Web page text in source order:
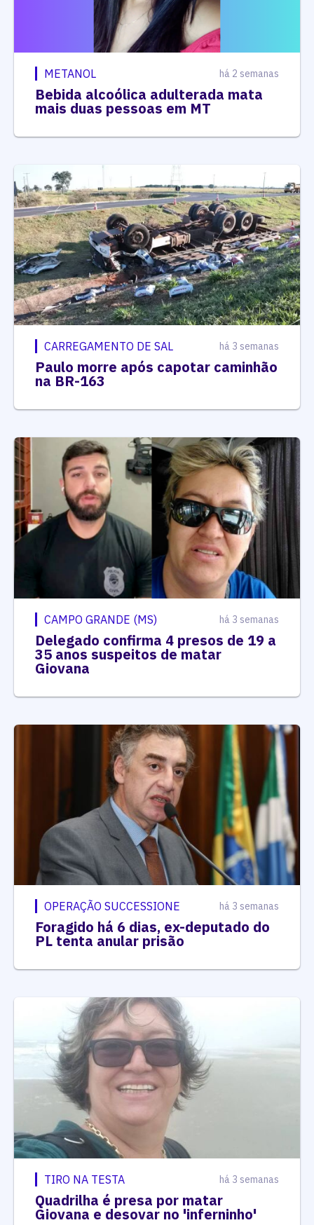
METANOL há 2 semanas
Bebida alcoólica adulterada mata
mais duas pessoas em MT
CARREGAMENTO DE SAL há 3 semanas
Paulo morre após capotar caminhão
na BR-163
CAMPO GRANDE (MS) há 3 semanas
Delegado confirma 4 presos de 19 a
35 anos suspeitos de matar
Giovana
OPERAÇÃO SUCCESSIONE há 3 semanas
Foragido há 6 dias, ex-deputado do
PL tenta anular prisão
TIRO NA TESTA há 3 semanas
Quadrilha é presa por matar
Giovana e desovar no 'inferninho'